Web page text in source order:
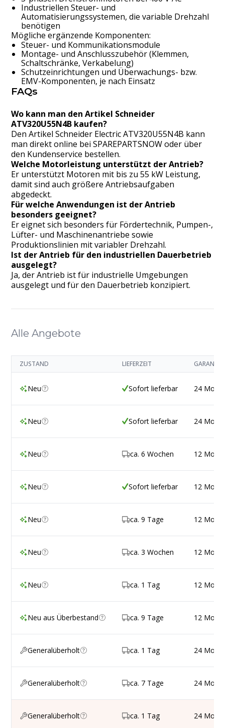
Industriellen Steuer- und
Automatisierungssystemen, die variable Drehzahl
benötigen
Mögliche ergänzende Komponenten:
Steuer- und Kommunikationsmodule
Montage- und Anschlusszubehör (Klemmen,
Schaltschränke, Verkabelung)
Schutzeinrichtungen und Überwachungs- bzw.
EMV-Komponenten, je nach Einsatz
FAQs
Wo kann man den Artikel Schneider
ATV320U55N4B kaufen?
Den Artikel Schneider Electric ATV320U55N4B kann
man direkt online bei SPAREPARTSNOW oder über
den Kundenservice bestellen.
Welche Motorleistung unterstützt der Antrieb?
Er unterstützt Motoren mit bis zu 55 kW Leistung,
damit sind auch größere Antriebsaufgaben
abgedeckt.
Für welche Anwendungen ist der Antrieb
besonders geeignet?
Er eignet sich besonders für Fördertechnik, Pumpen-,
Lüfter- und Maschinenantriebe sowie
Produktionslinien mit variabler Drehzahl.
Ist der Antrieb für den industriellen Dauerbetrieb
ausgelegt?
Ja, der Antrieb ist für industrielle Umgebungen
ausgelegt und für den Dauerbetrieb konzipiert.
Alle Angebote
ZUSTAND LIEFERZEIT GARANTIE
Neu Sofort lieferbar 24
Neu Sofort lieferbar 24
Neu ca. 6 Wochen 12
Neu Sofort lieferbar 12
Neu ca. 9 Tage 12
Neu ca. 3 Wochen 12
Neu ca. 1 Tag 12
Neu aus Überbestand ca. 9 Tage 12
Generalüberholt ca. 1 Tag 24
Generalüberholt ca. 7 Tage 24
Generalüberholt ca. 1 Tag 24